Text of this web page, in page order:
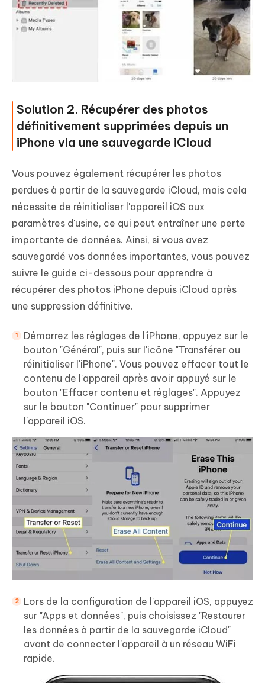
Solution 2. Récupérer des photos
définitivement supprimées depuis un
iPhone via une sauvegarde iCloud
Vous pouvez également récupérer les photos
perdues à partir de la sauvegarde iCloud, mais cela
nécessite de réinitialiser l'appareil iOS aux
paramètres d'usine, ce qui peut entraîner une perte
importante de données. Ainsi, si vous avez
sauvegardé vos données importantes, vous pouvez
suivre le guide ci-dessous pour apprendre à
récupérer des photos iPhone depuis iCloud après
une suppression définitive.
Démarrez les réglages de l'iPhone, appuyez sur le
bouton "Général", puis sur l'icône "Transférer ou
réinitialiser l'iPhone". Vous pouvez effacer tout le
contenu de l'appareil après avoir appuyé sur le
bouton "Effacer contenu et réglages". Appuyez
sur le bouton "Continuer" pour supprimer
l'appareil iOS.
Lors de la configuration de l'appareil iOS, appuyez
sur "Apps et données", puis choisissez "Restaurer
les données à partir de la sauvegarde iCloud"
avant de connecter l'appareil à un réseau WiFi
rapide.